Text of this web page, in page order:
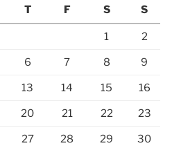
T F S S
1 2
6 7 8 9
13 14 15 16
20 21 22 23
27 28 29 30